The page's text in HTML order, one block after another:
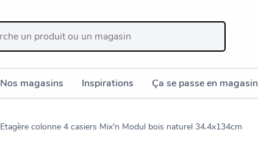
Nos magasins Inspirations Ça se passe en magasin
Etagère colonne 4 casiers Mix'n Modul bois naturel 34.4x134cm